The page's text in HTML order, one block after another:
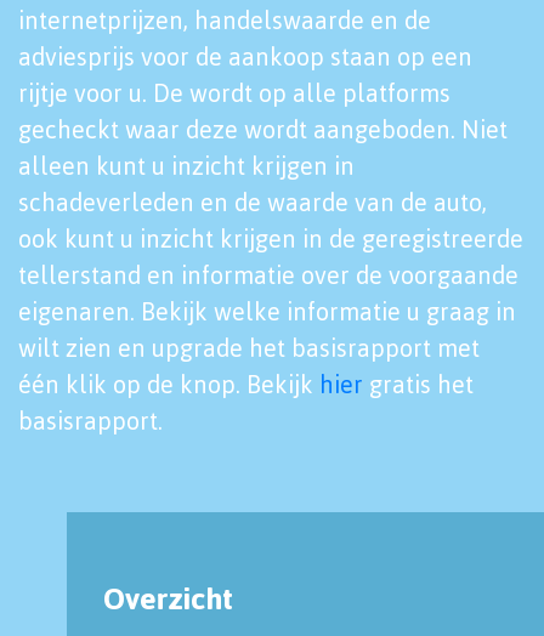
internetprijzen, handelswaarde en de
adviesprijs voor de aankoop staan op een
rijtje voor u. De wordt op alle platforms
gecheckt waar deze wordt aangeboden. Niet
alleen kunt u inzicht krijgen in
schadeverleden en de waarde van de auto,
ook kunt u inzicht krijgen in de geregistreerde
tellerstand en informatie over de voorgaande
eigenaren. Bekijk welke informatie u graag in
wilt zien en upgrade het basisrapport met
één klik op de knop. Bekijk hier gratis het
basisrapport.
Overzicht